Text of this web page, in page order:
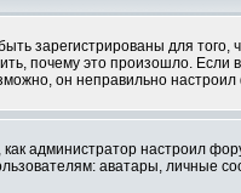
зарегистрированы для
почему это произошло.
он неправильно
как администратор настроил
аватары, личные